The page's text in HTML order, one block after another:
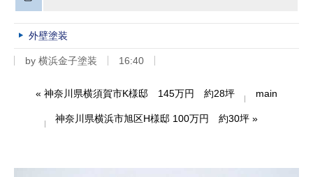
外壁塗装
by 横浜金子塗装 16:40
« 神奈川県横須賀市K様邸 145万円 約28坪 main
神奈川県横浜市旭区H様邸 100万円 約30坪 »